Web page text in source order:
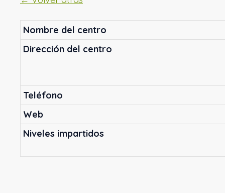
Nombre del centro
Dirección del centro
Teléfono
Web
Niveles impartidos